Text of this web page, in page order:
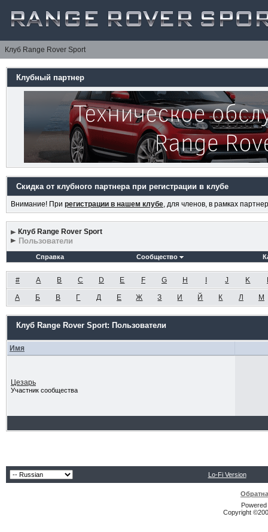
Клуб Range Rover Sport
Клубный партнер
Скидка от клубного партнера при регистрации в клубе
Внимание! При регистрации в нашем клубе, для членов, в рамках
Клуб Range Rover Sport
Пользователи
Справка Сообщество
# A B C D E F G H J K
А Б В Г Д Е Ж З И Й К Л М
Клуб Range Rover Sport: Пользователи
Имя
Цезарь
Участник сообщества
Lo-Fi Version
Copyright